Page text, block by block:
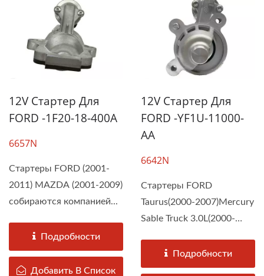
12V Стартер Для
FORD -1F20-18-400A
6657N
Стартеры FORD (2001-
2011) MAZDA (2001-2009)
собираются компанией...
Подробности
Добавить В Список
12V Стартер Для
FORD -YF1U-11000-
AA
6642N
Стартеры FORD
Taurus(2000-2007)Mercury
Sable Truck 3.0L(2000-
Подробности